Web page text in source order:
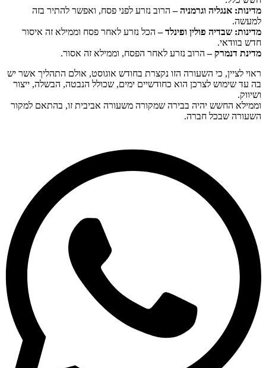
מדינות: אנגליה וגרמניה –הרוב נזרע לפני פסח, ואפשר להתיר בזה
למעשה.
מדינות: שבדיה פולין ופינלד –הכל נזרע לאחר פסח וממילא זה איסור
חדש בוודאי.
מדינת דנמרק – הרוב נזרע לאחר הפסח, וממילא זה אסור.
ראוי לציין, כי השעורה הזו נקצרת בחודש אוגוסט, אולם התהליך אשר יש
בה עד שימוש לצרכן הוא כחודשיים ימים, שכולל הנבטה, הבשלה, ייצור
ושיווק.
וממילא החשש יהיה בבירה שמקורה משעורה אביבית זו, בהתאם למקור
השעורה שבכל חברה.